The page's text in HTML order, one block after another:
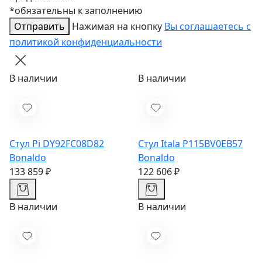
*обязательны к заполнению
Отправить
Нажимая на кнопку Вы соглашаетесь с
политикой конфиденциальности
В наличии
Стул Pi DY92FC08D82
Bonaldo
133 859 ₽
В наличии
Стул Itala P115BV0EB57
Bonaldo
122 606 ₽
В наличии В наличии